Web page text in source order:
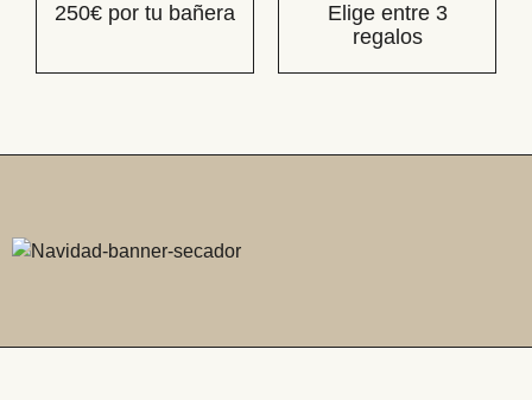
250€ por tu bañera
Elige entre 3
regalos